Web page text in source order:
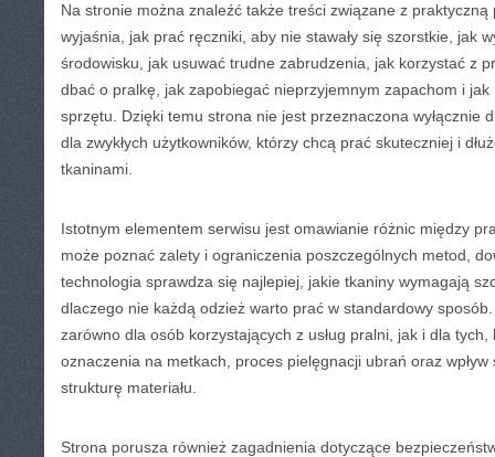
Na stronie można znaleźć także treści związane z praktyczną
wyjaśnia, jak prać ręczniki, aby nie stawały się szorstkie, jak
środowisku, jak usuwać trudne zabrudzenia, jak korzystać z
dbać o pralkę, jak zapobiegać nieprzyjemnym zapachom i jak
sprzętu. Dzięki temu strona nie jest przeznaczona wyłącznie
dla zwykłych użytkowników, którzy chcą prać skuteczniej i
tkaninami.
Istotnym elementem serwisu jest omawianie różnic między
może poznać zalety i ograniczenia poszczególnych metod,
technologia sprawdza się najlepiej, jakie tkaniny wymagają
dlaczego nie każdą odzież warto prać w standardowy
zarówno dla osób korzystających z usług pralni, jak i dla
oznaczenia na metkach, proces pielęgnacji ubrań oraz
strukturę materiału.
Strona porusza również zagadnienia dotyczące